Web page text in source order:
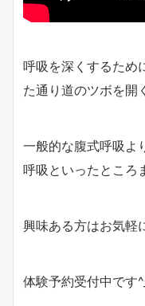
呼吸を深くするため
た通り道のツボを開
一般的な腹式呼吸よ
呼吸といったところ
興味ある方はお気軽
体験予約受付中です